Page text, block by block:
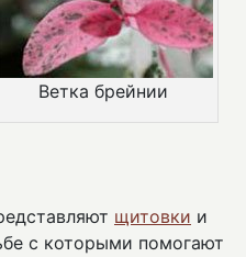
Ветка брейнии
щитовки и
с которыми помогают